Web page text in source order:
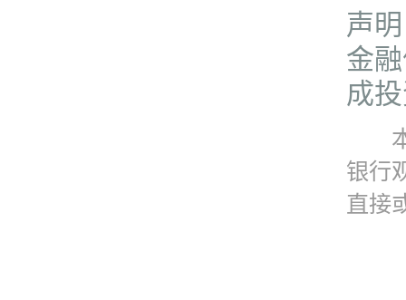
声
金
成
本
银行
直接